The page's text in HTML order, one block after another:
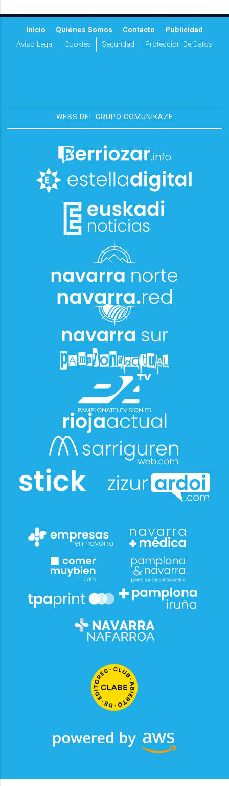
Inicio Quiénes Somos Contacto
Publicidad
Aviso Legal
Cookies Seguridad Protección De Datos
WEBS DEL GRUPO COMUNIKAZE